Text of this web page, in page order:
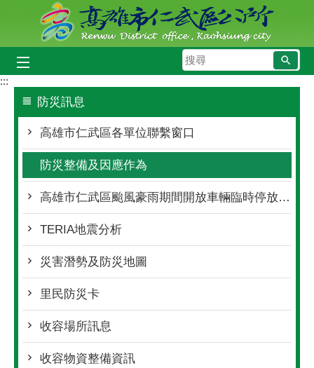
跳到主要內容區塊
搜
尋
:::
防災訊息
高雄市仁武區各單位聯繫窗口
防災整備及因應作為
高雄市仁武區颱風豪雨期間開放車輛臨時停放處所
TERIA地震分析
災害潛勢及防災地圖
里民防災卡
收容場所訊息
收容物資整備資訊